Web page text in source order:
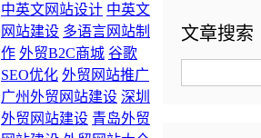
文章搜索
中英文网站设计 中英文
网站建设 多语言网站制
作 外贸B2C商城 谷歌
SEO优化 外贸网站推广
广州外贸网站建设 深圳
外贸网站建设 青岛外贸